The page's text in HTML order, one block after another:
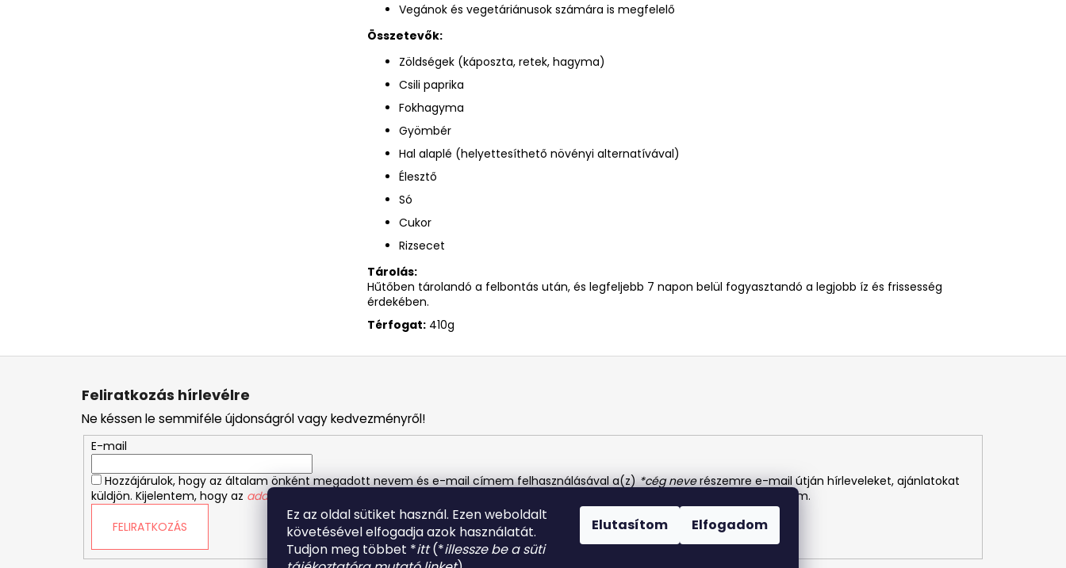
Ez az oldal sütiket használ. Ezen weboldalt
követésével elfogadja azok használatát.
Tudjon meg többet *itt(*illessze be a süti
Elutasítom Elfogadom
Vegánok és vegetáriánusok számára is megfelelő
Összetevők:
Zöldségek (káposzta, retek, hagyma)
Csili paprika
Fokhagyma
Gyömbér
Hal alaplé (helyettesíthető növényi alternatívával)
Élesztő
Só
Cukor
Rizsecet
Tárolás:
Hűtőben tárolandó a felbontás után, és legfeljebb 7 napon belül fogyasztandó a legjobb íz és frissesség
érdekében.
Térfogat: 410g
L
Feliratkozás hírlevélre
Ne késsen le semmiféle újdonságról vagy kedvezményről!
E-mail
Hozzájárulok, hogy az általam önként megadott nevem és e-mail címem felhasználásával a(z)*cég neverészemre e-mail útján hírleveleket, ajánlatokat
küldjön. Kijelentem, hogy az adatkezelési tájékoztatót
elolvastam. Megértettem, hogy a hozzájárulásom bármikor visszavonhatom.
FELIRATKOZÁS